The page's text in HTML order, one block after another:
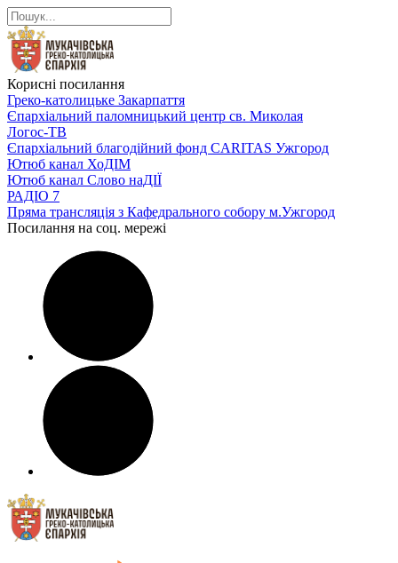
Корисні посилання
Греко-католицьке Закарпаття
Єпархіальний паломницький центр св. Миколая
Логос-ТВ
Єпархіальний благодійний фонд CARITAS Ужгород
Ютюб канал ХоДІМ
Ютюб канал Слово наДІЇ
РАДІО 7
Пряма трансляція з Кафедрального собору м.Ужгород
Посилання на соц. мережі